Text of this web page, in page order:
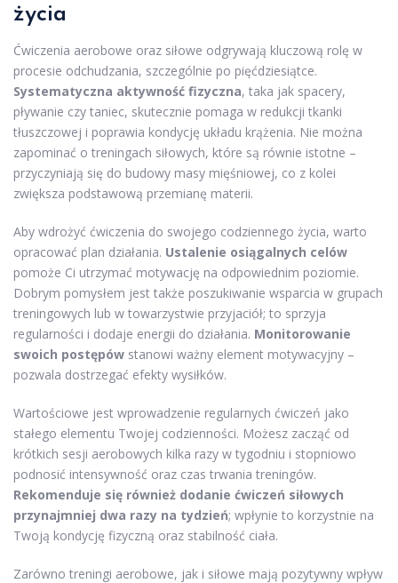
życia
Ćwiczenia aerobowe oraz siłowe odgrywają kluczową rolę w
procesie odchudzania, szczególnie po pięćdziesiątce.
Systematyczna aktywność fizyczna, taka jak spacery,
pływanie czy taniec, skutecznie pomaga w redukcji tkanki
tłuszczowej i poprawia kondycję układu krążenia. Nie można
zapominać o treningach siłowych, które są równie istotne –
przyczyniają się do budowy masy mięśniowej, co z kolei
zwiększa podstawową przemianę materii.
Aby wdrożyć ćwiczenia do swojego codziennego życia, warto
opracować plan działania. Ustalenie osiągalnych celów
pomoże Ci utrzymać motywację na odpowiednim poziomie.
Dobrym pomysłem jest także poszukiwanie wsparcia w grupach
treningowych lub w towarzystwie przyjaciół; to sprzyja
regularności i dodaje energii do działania. Monitorowanie
swoich postępów stanowi ważny element motywacyjny –
pozwala dostrzegać efekty wysiłków.
Wartościowe jest wprowadzenie regularnych ćwiczeń jako
stałego elementu Twojej codzienności. Możesz zacząć od
krótkich sesji aerobowych kilka razy w tygodniu i stopniowo
podnosić intensywność oraz czas trwania treningów.
Rekomenduje się również dodanie ćwiczeń siłowych
przynajmniej dwa razy na tydzień; wpłynie to korzystnie na
Twoją kondycję fizyczną oraz stabilność ciała.
Zarówno treningi aerobowe, jak i siłowe mają pozytywny wpływ